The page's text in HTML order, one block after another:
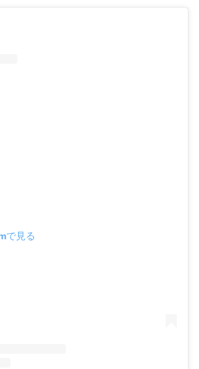
で見る